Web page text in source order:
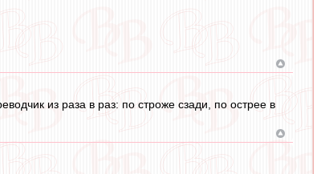
из раза в раз: по строже сзади, по острее в